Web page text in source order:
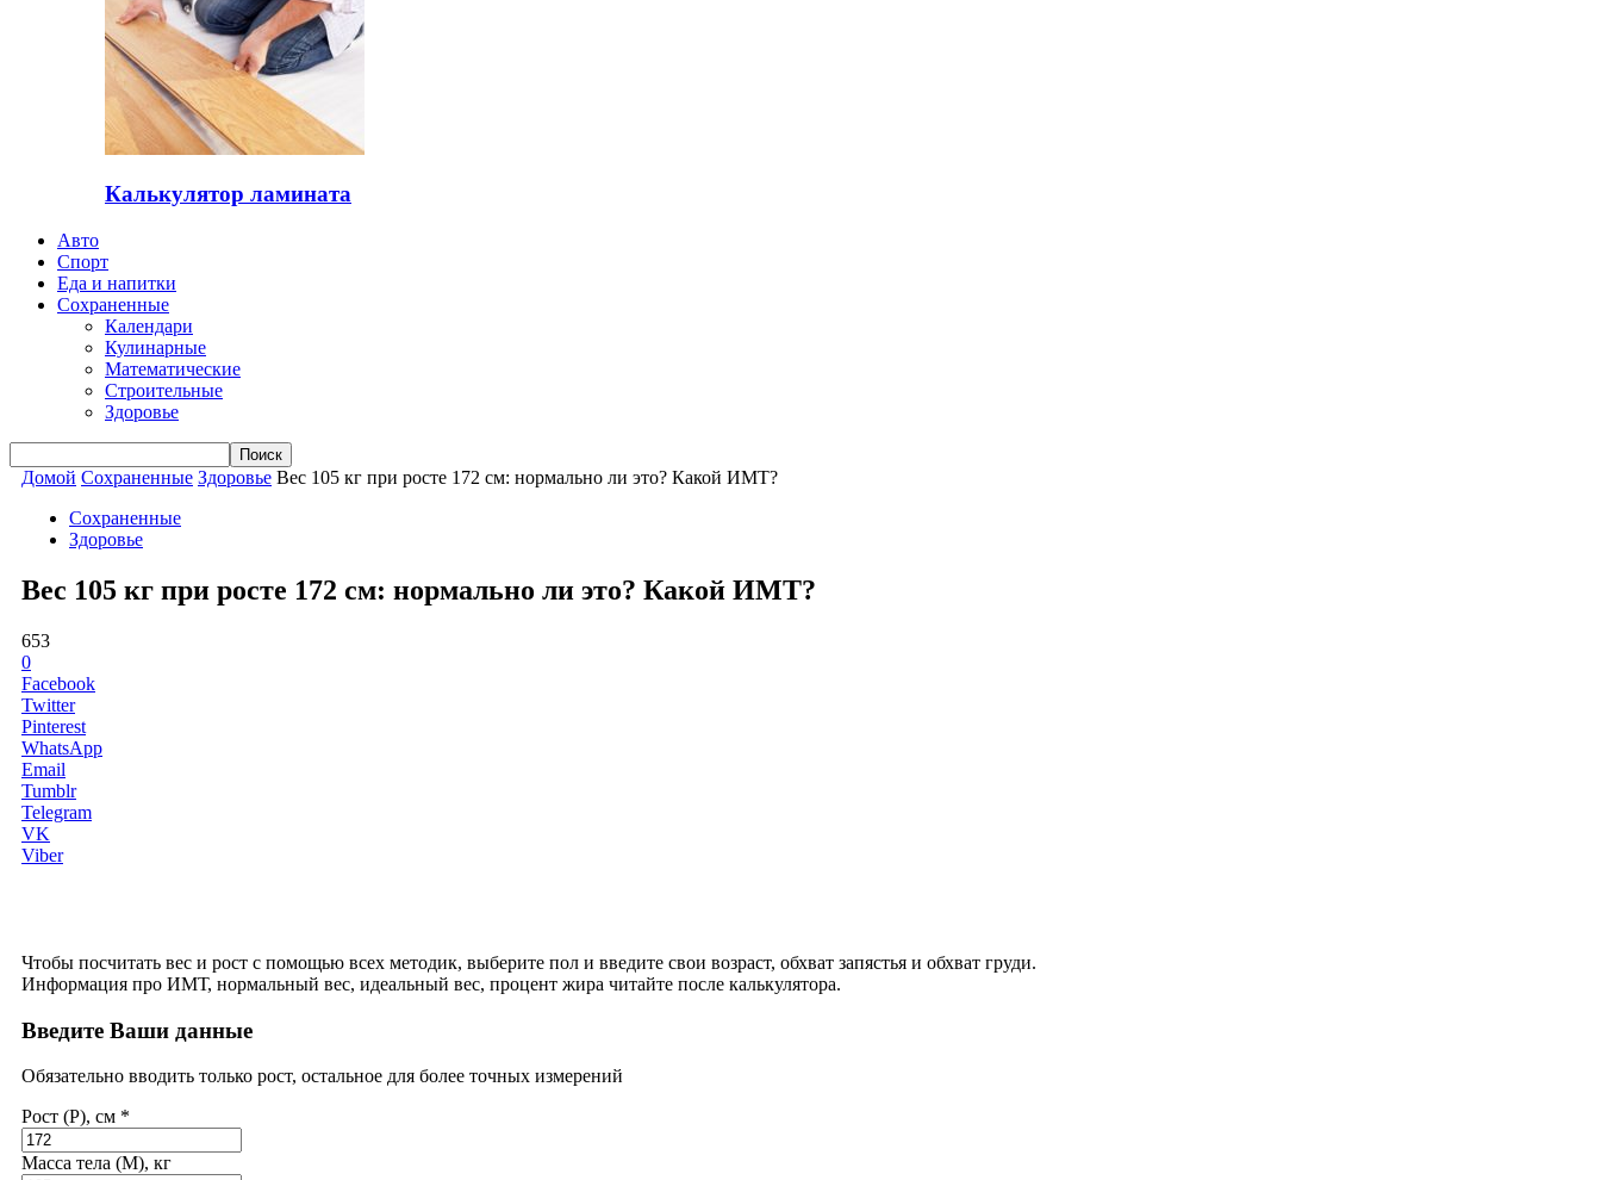
Калькулятор ламината
Авто
Спорт
Еда и напитки
Сохраненные
Календари
Кулинарные
Математические
Строительные
Здоровье
Домой Сохраненные Здоровье Вес 105 кг при росте 172 см: нормально ли это? Какой ИМТ?
Сохраненные
Здоровье
Вес 105 кг при росте 172 см: нормально ли это? Какой ИМТ?
653
0
Facebook
Twitter
Pinterest
WhatsApp
Email
Tumblr
Telegram
VK
Viber
Чтобы посчитать вес и рост с помощью всех методик, выберите пол и введите свои возраст, обхват запястья и обхват груди.
Информация про ИМТ, нормальный вес, идеальный вес, процент жира читайте после калькулятора.
Введите Ваши данные
Обязательно вводить только рост, остальное для более точных измерений
Рост (P), см *
Масса тела (M), кг